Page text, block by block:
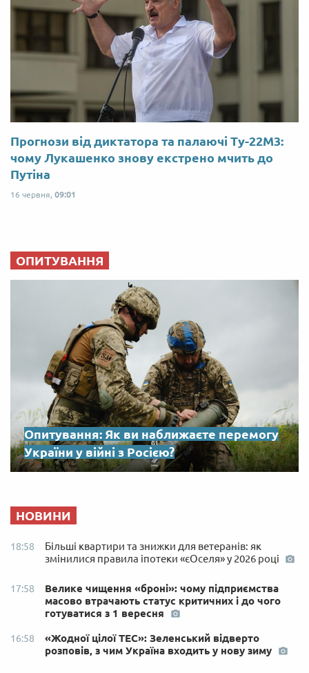
Прогнози від диктатора та палаючі Ту-22М3:
чому Лукашенко знову екстрено мчить до
Путіна
16 червня, 09:01
ОПИТУВАННЯ
Опитування: Як ви наближаєте перемогу
України у війні з Росією?
НОВИНИ
18:58
Більші квартири та знижки для ветеранів: як
змінилися правила іпотеки «єОселя» у 2026 році
17:58
Велике чищення «броні»: чому підприємства
масово втрачають статус критичних і до чого
готуватися з 1 вересня
16:58
«Жодної цілої ТЕС»: Зеленський відверто
розповів, з чим Україна входить у нову зиму